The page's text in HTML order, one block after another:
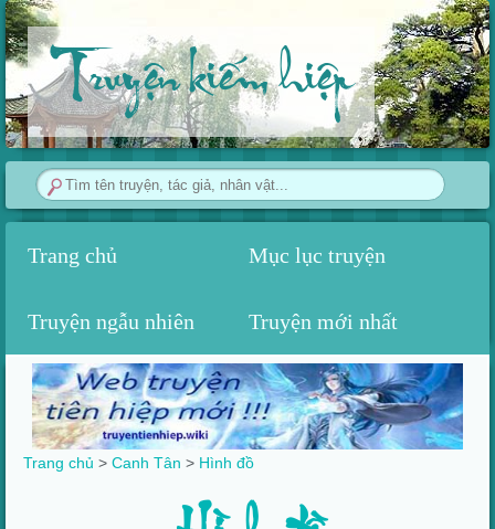
Truyện kiếm hiệp
Trang chủ Mục lục truyện
Truyện ngẫu nhiên Truyện mới nhất
Trang chủ >Canh Tân >‎ Hình đồ